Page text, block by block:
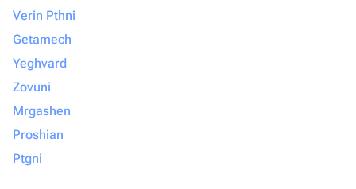
Verin Pthni
Getamech
Yeghvard
Zovuni
Mrgashen
Proshian
Ptgni